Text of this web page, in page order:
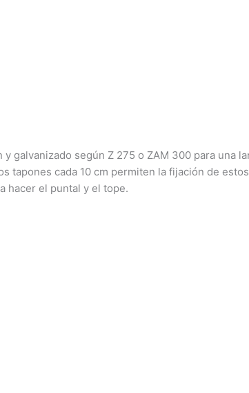
galvanizado según Z 275 o ZAM 300 para
tapones cada 10 cm permiten la fijación de
hacer el puntal y el tope.